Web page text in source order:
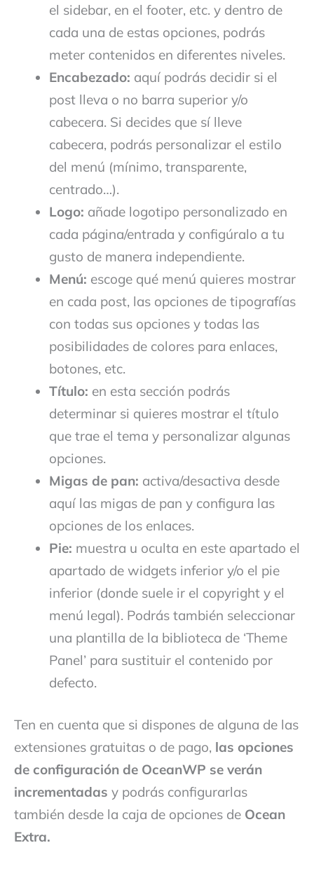
el sidebar, en el footer, etc. y dentro de
cada una de estas opciones, podrás
meter contenidos en diferentes niveles.
Encabezado: aquí podrás decidir si el
post lleva o no barra superior y/o
cabecera. Si decides que sí lleve
cabecera, podrás personalizar el estilo
del menú (mínimo, transparente,
centrado…).
Logo: añade logotipo personalizado en
cada página/entrada y configúralo a tu
gusto de manera independiente.
Menú: escoge qué menú quieres mostrar
en cada post, las opciones de tipografías
con todas sus opciones y todas las
posibilidades de colores para enlaces,
botones, etc.
Título: en esta sección podrás
determinar si quieres mostrar el título
que trae el tema y personalizar algunas
opciones.
Migas de pan: activa/desactiva desde
aquí las migas de pan y configura las
opciones de los enlaces.
Pie: muestra u oculta en este apartado el
apartado de widgets inferior y/o el pie
inferior (donde suele ir el copyright y el
menú legal). Podrás también seleccionar
una plantilla de la biblioteca de ‘Theme
Panel’ para sustituir el contenido por
defecto.
Ten en cuenta que si dispones de alguna de las
extensiones gratuitas o de pago, las opciones
de configuración de OceanWP se verán
incrementadas y podrás configurarlas
también desde la caja de opciones de Ocean
Extra.